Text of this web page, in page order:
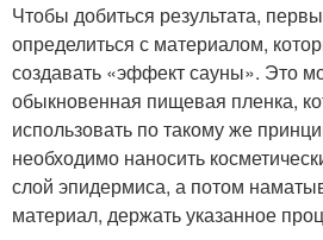
Чтобы добиться результата,
определиться с материалом,
создавать «эффект сауны». Это
обыкновенная пищевая пленка,
использовать по такому же
необходимо наносить
слой эпидермиса, а потом
материал, держать указанное